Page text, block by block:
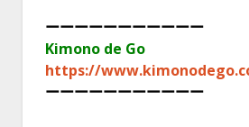
ーーーーーーーーーーー
Kimono de Go
https://
ーーーーーーーーーーー